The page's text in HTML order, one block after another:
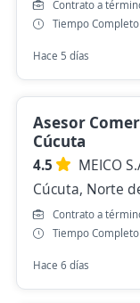
Contrato a
Tiempo Completo
Hace 5 días
Asesor
Cúcuta
4.5
MEICO
Cúcuta, Norte
Contrato a
Tiempo Completo
Hace 6 días